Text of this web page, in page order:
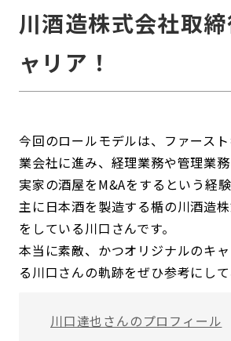
川酒造株式会社取
ャリア！
今回のロールモデルは、ファース
業会社に進み、経理業務や管理業務
実家の酒屋をM&Aをするという経
主に日本酒を製造する楯の川酒造
をしている川口さんです。
本当に素敵、かつオリジナルのキ
る川口さんの軌跡をぜひ参考にし
川口達也さんのプロフィール